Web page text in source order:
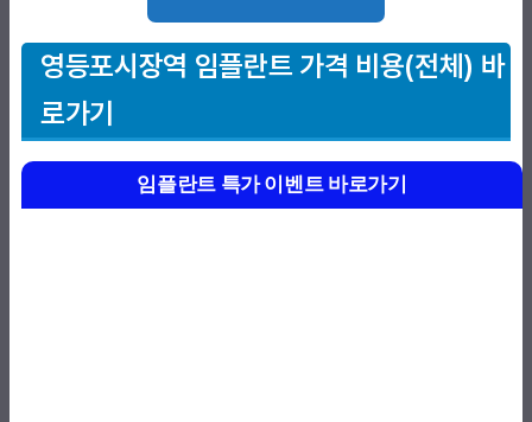
영등포시장역 임플란트 가격 비용(전체) 바
로가기
임플란트 특가 이벤트 바로가기